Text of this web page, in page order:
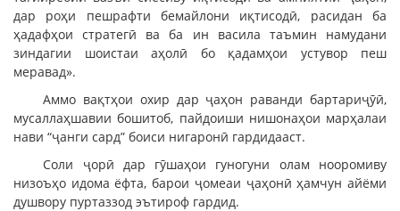
дар роҳи пешрафти бемайлони иқтисодӣ, расидан ба
ҳадафҳои стратегӣ ва ба ин васила таъмин намудани
зиндагии шоистаи аҳолӣ бо қадамҳои устувор пеш
меравад».
Аммо вақтҳои охир дар ҷаҳон раванди бартариҷӯӣ,
мусаллаҳшавии бошитоб, пайдоиши нишонаҳои марҳалаи
нави “ҷанги сард” боиси нигаронӣ гардидааст.
Соли ҷорӣ дар гӯшаҳои гуногуни олам нооромиву
низоъҳо идома ёфта, барои ҷомеаи ҷаҳонӣ ҳамчун айёми
душвору пуртаззод эътироф гардид.